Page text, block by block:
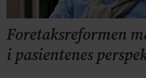
Foretaksreformen
i pasientenes